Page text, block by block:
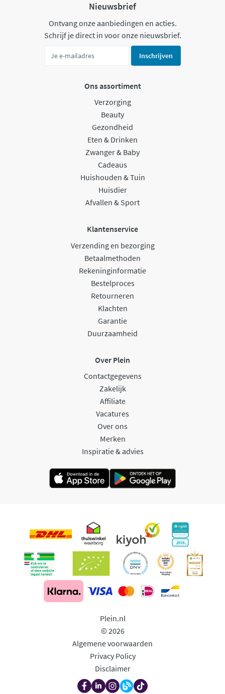
Nieuwsbrief
Ontvang onze aanbiedingen en acties.
Schrijf je direct in voor onze nieuwsbrief.
Inschrijven
Ons assortiment
Verzorging
Beauty
Gezondheid
Eten & Drinken
Zwanger & Baby
Cadeaus
Huishouden & Tuin
Huisdier
Afvallen & Sport
Klantenservice
Verzending en bezorging
Betaalmethoden
Rekeninginformatie
Bestelproces
Retourneren
Klachten
Garantie
Duurzaamheid
Over Plein
Contactgegevens
Zakelijk
Affiliate
Vacatures
Over ons
Merken
Inspiratie & advies
Plein.nl
© 2026
Algemene voorwaarden
Privacy Policy
Disclaimer